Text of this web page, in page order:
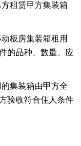
租赁甲方集装箱
板房集装箱租用
的品种、数量、应
集装箱由甲方全
验收符合住人条件